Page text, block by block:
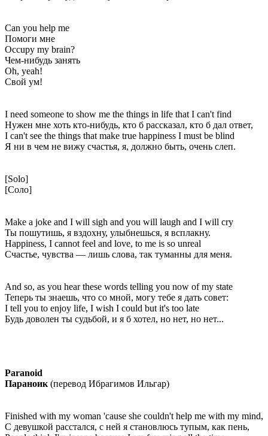
Can you help me
Помоги мне
Occupy my brain?
Чем-нибудь занять
Oh, yeah!
Свой ум!
I need someone to show me the things in life that I can't find
Нужен мне хоть кто-нибудь, кто б рассказал, кто б дал ответ,
I can't see the things that make true happiness I must be blind
Я ни в чем не вижу счастья, я, должно быть, очень слеп.
[Solo]
[Соло]
Make a joke and I will sigh and you will laugh and I will cry
Ты пошутишь, я вздохну, улыбнешься, я всплакну.
Happiness, I cannot feel and love, to me is so unreal
Счастье, чувства — лишь слова, так туманны для меня.
And so, as you hear these words telling you now of my state
Теперь ты знаешь, что со мной, могу тебе я дать совет:
I tell you to enjoy life, I wish I could but it's too late
Будь доволен ты судьбой, и я б хотел, но нет, но нет...
Paranoid
Параноик (перевод Ибрагимов Ильгар)
Finished with my woman 'cause she couldn't help me with my mind,
С девушкой расстался, с ней я становлюсь тупым, как пень,